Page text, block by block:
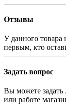
Отзывы
У данного товара
первым, кто
Задать вопрос
Вы можете
или работе